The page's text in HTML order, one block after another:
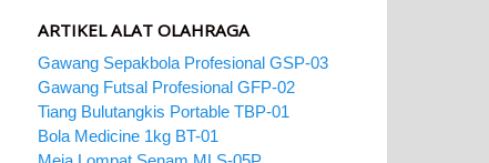
ARTIKEL ALAT OLAHRAGA
Gawang Sepakbola Profesional GSP-03
Gawang Futsal Profesional GFP-02
Tiang Bulutangkis Portable TBP-01
Bola Medicine 1kg BT-01